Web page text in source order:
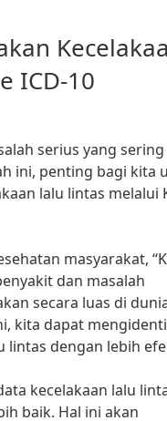
ICD-10
serius yang
ini, penting bagi kita
lalu lintas melalui
masyarakat,
dan masalah
secara luas di
kita dapat
lintas dengan lebih
kecelakaan lalu
baik. Hal ini akan